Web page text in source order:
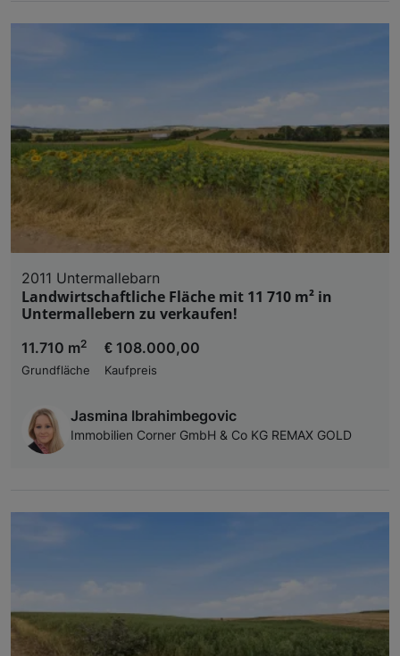
2011 Untermallebarn
Landwirtschaftliche Fläche mit 11 710 m² in
Untermallebern zu verkaufen!
11.710 m2
Grundfläche
€ 108.000,00
Kaufpreis
Jasmina Ibrahimbegovic
Immobilien Corner GmbH & Co KG REMAX GOLD